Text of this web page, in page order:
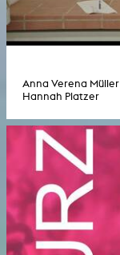
Anna Verena Müller
Hannah Platzer